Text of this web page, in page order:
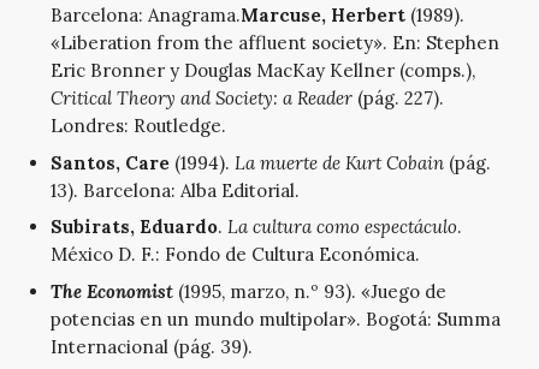
Barcelona: Anagrama.Marcuse, Herbert(1989).
«Liberation from the affluent society». En: Stephen
Eric Bronner y Douglas MacKay Kellner (comps.),
Critical Theory and Society: a Reader(pág. 227).
Londres: Routledge.
Santos, Care(1994). La muerte de Kurt Cobain(pág.
13). Barcelona: Alba Editorial.
Subirats, Eduardo. La cultura como espectáculo.
México D. F.: Fondo de Cultura Económica.
The Economist(1995, marzo, n.º 93). «Juego de
potencias en un mundo multipolar». Bogotá: Summa
Internacional (pág. 39).